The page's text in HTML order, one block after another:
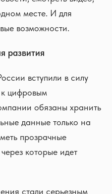
месте. И для
возможности.
развития
вступили в силу
цифровым
обязаны хранить
данные только на
прозрачные
которые идет
стали серьезным